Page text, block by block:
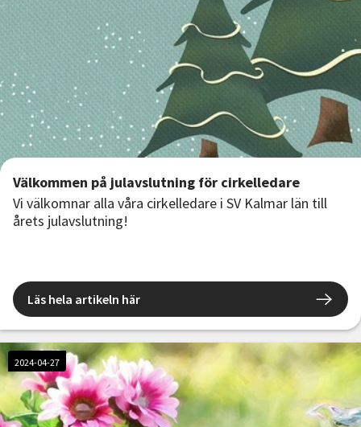
Välkommen på julavslutning för cirkelledare
Vi välkomnar alla våra cirkelledare i SV Kalmar län till
årets julavslutning!
Läs hela artikeln här
2024-04-27